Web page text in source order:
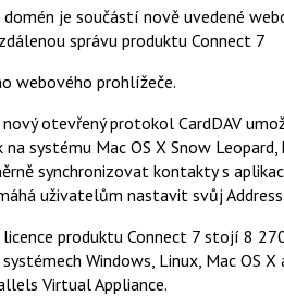
domén je součástí nově uvedené
správu produktu Connect 7
webového prohlížeče.
otevřený protokol CardDAV
na systému Mac OS X Snow
synchronizovat kontakty s
uživatelům nastavit svůj
produktu Connect 7 stojí 8
Windows, Linux, Mac OS
Virtual Appliance.